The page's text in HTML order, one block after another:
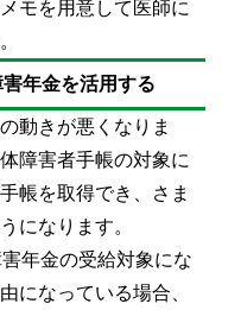
モを用意して医師に
年金を活用する
動きが悪くなりま
障害者手帳の対象に
帳を取得でき、さま
になります。
年金の受給対象にな
になっている場合、